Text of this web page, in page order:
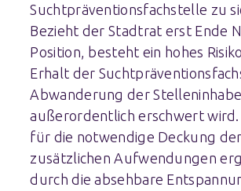
Suchtpräventionsfachstelle zu
Bezieht der Stadtrat erst Ende
Position, besteht ein hohes
Erhalt der
Abwanderung der
außerordentlich erschwert wird.
für die notwendige Deckung der
zusätzlichen Aufwendungen
durch die absehbare